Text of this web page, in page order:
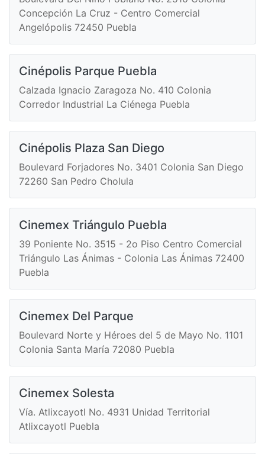
Concepción La Cruz - Centro Comercial
Angelópolis 72450 Puebla
Cinépolis Parque Puebla
Calzada Ignacio Zaragoza No. 410 Colonia
Corredor Industrial La Ciénega Puebla
Cinépolis Plaza San Diego
Boulevard Forjadores No. 3401 Colonia San Diego
72260 San Pedro Cholula
Cinemex Triángulo Puebla
39 Poniente No. 3515 - 2o Piso Centro Comercial
Triángulo Las Ánimas - Colonia Las Ánimas 72400
Puebla
Cinemex Del Parque
Boulevard Norte y Héroes del 5 de Mayo No. 1101
Colonia Santa María 72080 Puebla
Cinemex Solesta
Vía. Atlixcayotl No. 4931 Unidad Territorial
Atlixcayotl Puebla